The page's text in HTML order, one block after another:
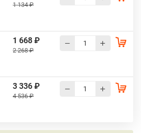
1 134 ₽
1 668 ₽
2 268 ₽
3 336 ₽
4 536 ₽